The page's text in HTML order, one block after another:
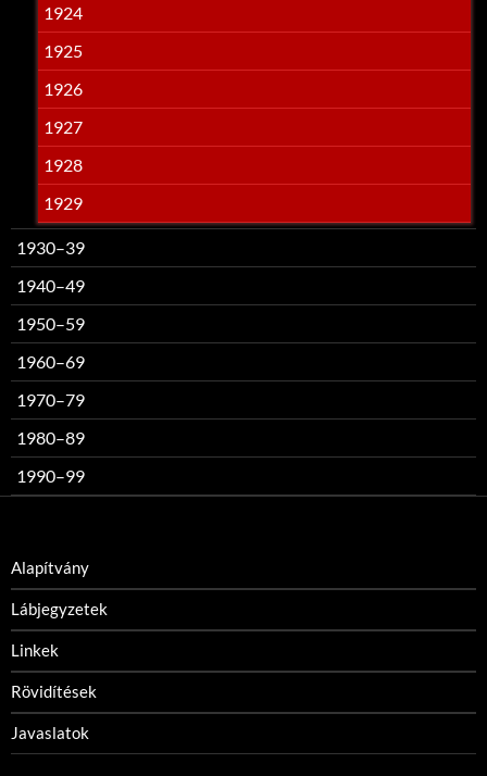
1924
1925
1926
1927
1928
1929
1930–39
1940–49
1950–59
1960–69
1970–79
1980–89
1990–99
Alapítvány
Lábjegyzetek
Linkek
Rövidítések
Javaslatok